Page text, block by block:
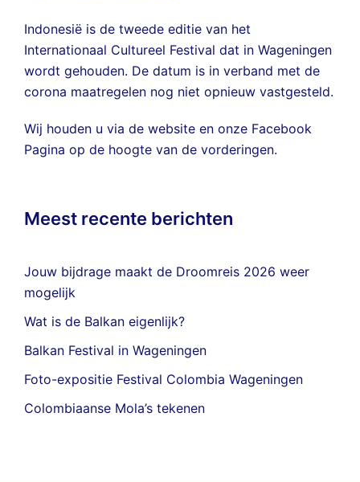
Indonesië is de tweede editie van het
Internationaal Cultureel Festival dat in Wageningen
wordt gehouden. De datum is in verband met de
corona maatregelen nog niet opnieuw vastgesteld.
Wij houden u via de website en onze Facebook
Pagina op de hoogte van de vorderingen.
Meest recente berichten
Jouw bijdrage maakt de Droomreis 2026 weer
mogelijk
Wat is de Balkan eigenlijk?
Balkan Festival in Wageningen
Foto-expositie Festival Colombia Wageningen
Colombiaanse Mola’s tekenen